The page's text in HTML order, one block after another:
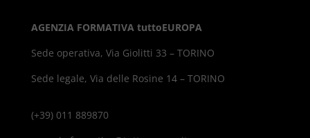
AGENZIA FORMATIVA tuttoEUROPA
Sede operativa, Via Giolitti 33 – TORINO
Sede legale, Via delle Rosine 14 – TORINO
(+39) 011 889870